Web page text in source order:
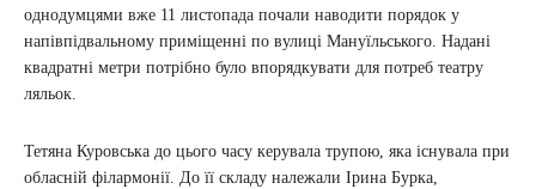
однодумцями вже 11 листопада почали наводити порядок у
напівпідвальному приміщенні по вулиці Мануїльського. Надані
квадратні метри потрібно було впорядкувати для потреб театру
ляльок.
Тетяна Куровська до цього часу керувала трупою, яка існувала при
обласній філармонії. До її складу належали Ірина Бурка,